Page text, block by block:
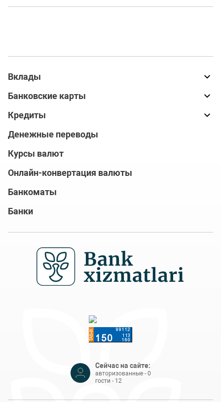
Вклады
Банковские карты
Кредиты
Денежные переводы
Курсы валют
Онлайн-конвертация валюты
Банкоматы
Банки
Сейчас на сайте:
авторизованные - 0
гости - 12